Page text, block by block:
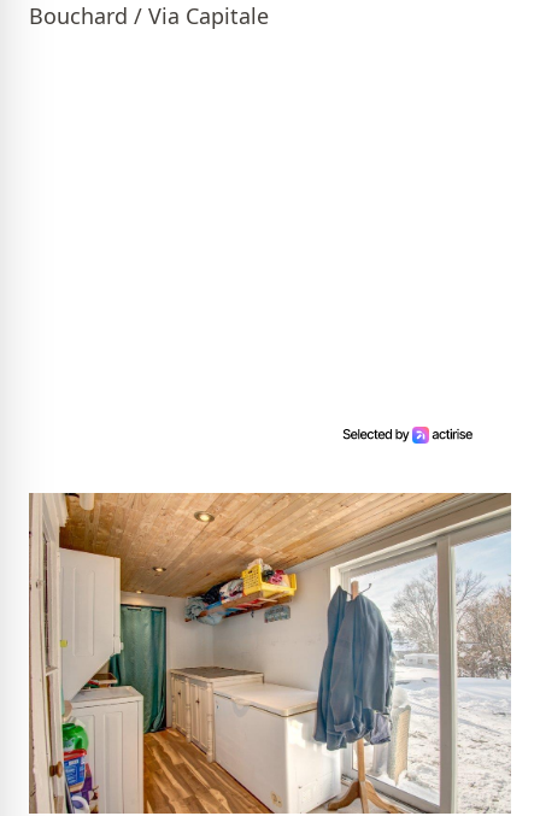
Bouchard / Via Capitale